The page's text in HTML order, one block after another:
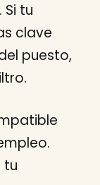
tu
clave
puesto,
tu